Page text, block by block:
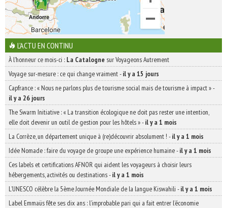
L'ACTU EN CONTINU
À l'honneur ce mois-ci : La Catalogne sur Voyageons Autrement
Voyage sur-mesure : ce qui change vraiment-il y a 15 jours
Capfrance : « Nous ne parlons plus de tourisme social mais de tourisme à impact »-
il y a 26 jours
The Swarm Initiative : « La transition écologique ne doit pas rester une intention,
elle doit devenir un outil de gestion pour les hôtels »-il y a 1 mois
La Corrèze, un département unique à (re)découvrir absolument ! -il y a 1 mois
Idée Nomade : faire du voyage de groupe une expérience humaine-il y a 1 mois
Ces labels et certifications AFNOR qui aident les voyageurs à choisir leurs
hébergements, activités ou destinations-il y a 1 mois
L’UNESCO célèbre la 5ème Journée Mondiale de la langue Kiswahili -il y a 1 mois
Label Emmaüs fête ses dix ans : l’improbable pari qui a fait entrer l’économie